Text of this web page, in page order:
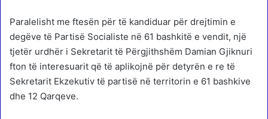
Paralelisht me ftesën për të kandiduar për drejtimin e
degëve të Partisë Socialiste në 61 bashkitë e vendit, një
tjetër urdhër i Sekretarit të Përgjithshëm Damian Gjiknuri
fton të interesuarit që të aplikojnë për detyrën e re të
Sekretarit Ekzekutiv të partisë në territorin e 61 bashkive
dhe 12 Qarqeve.